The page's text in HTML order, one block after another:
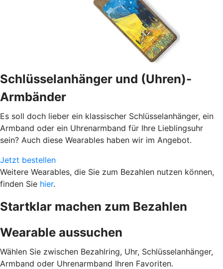
Schlüsselanhänger und (Uhren)-
Armbänder
Es soll doch lieber ein klassischer Schlüsselanhänger, ein
Armband oder ein Uhrenarmband für Ihre Lieblingsuhr
sein? Auch diese Wearables haben wir im Angebot.
Jetzt bestellen
Weitere Wearables, die Sie zum Bezahlen nutzen können,
finden Sie hier.
Startklar machen zum Bezahlen
Wearable aussuchen
Wählen Sie zwischen Bezahlring, Uhr, Schlüsselanhänger,
Armband oder Uhrenarmband Ihren Favoriten.